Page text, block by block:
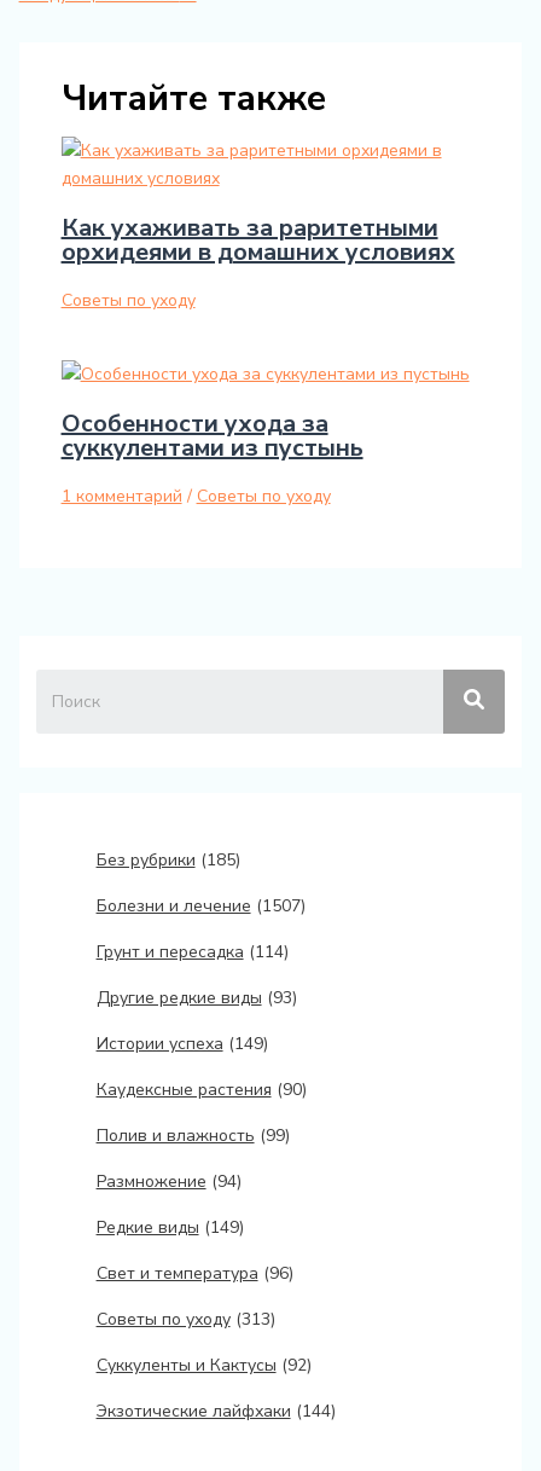
Читайте также
Как ухаживать за раритетными
орхидеями в домашних условиях
Советы по уходу
Особенности ухода за
суккулентами из пустынь
1 комментарий / Советы по уходу
Без рубрики (185)
Болезни и лечение (1507)
Грунт и пересадка (114)
Другие редкие виды (93)
Истории успеха (149)
Каудексные растения (90)
Полив и влажность (99)
Размножение (94)
Редкие виды (149)
Свет и температура (96)
Советы по уходу(313)
Суккуленты и Кактусы (92)
Экзотические лайфхаки (144)